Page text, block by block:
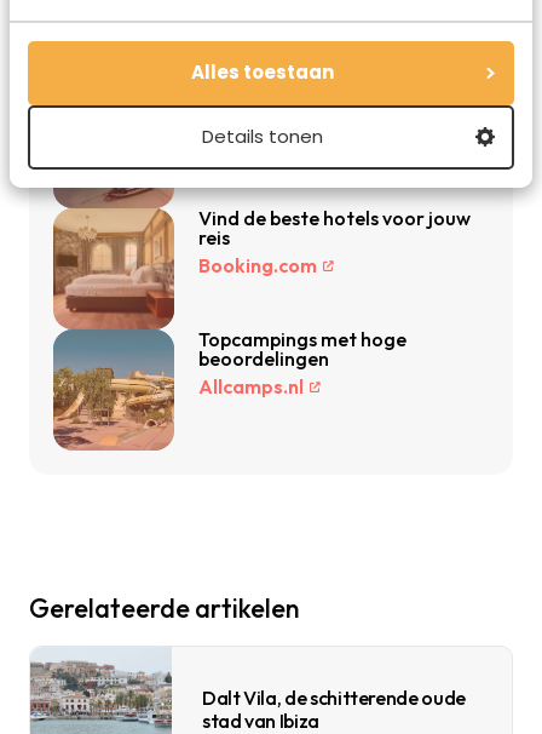
Alles toestaan
Details tonen
De beste reisdeals van dit moment
Vakantiediscounter.nl
Vind de beste hotels voor jouw
reis
Booking.com
Topcampings met hoge
beoordelingen
Allcamps.nl
Gerelateerde artikelen
Dalt Vila, de schitterende oude
stad van Ibiza